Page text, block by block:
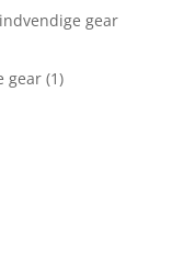
gear
gear (1)